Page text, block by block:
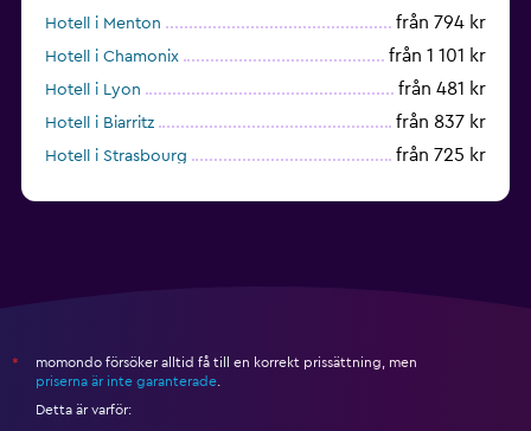
Hotell i Menton från 794 kr
Hotell i Chamonix från 1 101 kr
Hotell i Lyon från 481 kr
Hotell i Biarritz från 837 kr
Hotell i Strasbourg från 725 kr
*
momondo försöker alltid få till en korrekt prissättning, men
priserna är inte garanterade
Detta är varför: